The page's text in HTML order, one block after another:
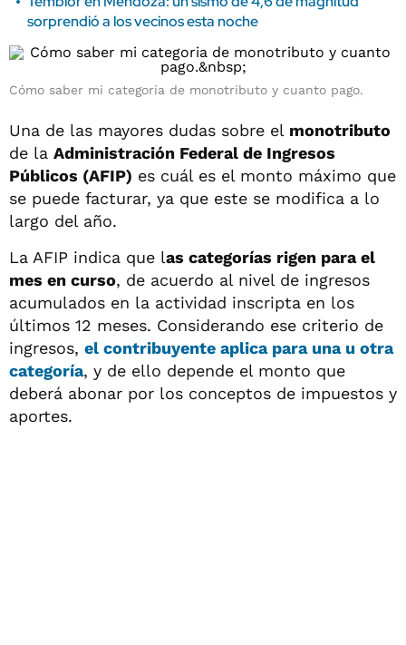
sorprendió a los vecinos esta noche
Cómo saber mi categoria de monotributo y cuanto pago.
Una de las mayores dudas sobre el monotributo
de la Administración Federal de Ingresos
Públicos (AFIP) es cuál es el monto máximo que
se puede facturar, ya que este se modifica a lo
largo del año.
La AFIP indica que las categorías rigen para el
mes en curso, de acuerdo al nivel de ingresos
acumulados en la actividad inscripta en los
últimos 12 meses. Considerando ese criterio de
ingresos, el contribuyente aplica para una u otra
categoría, y de ello depende el monto que
deberá abonar por los conceptos de impuestos y
aportes.